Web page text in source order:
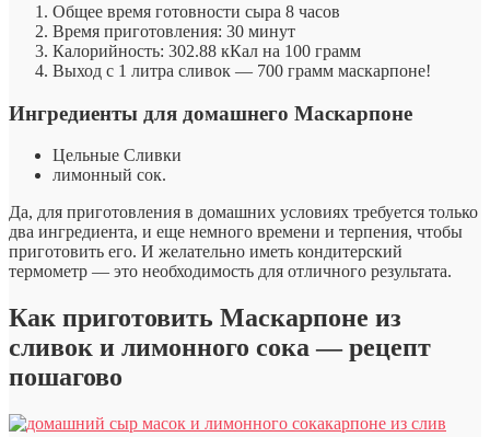
Общее время готовности сыра 8 часов
Время приготовления: 30 минут
Калорийность: 302.88 кКал на 100 грамм
Выход с 1 литра сливок — 700 грамм маскарпоне!
Ингредиенты для домашнего Маскарпоне
Цельные Сливки
лимонный сок.
Да, для приготовления в домашних условиях требуется только
два ингредиента, и еще немного времени и терпения, чтобы
приготовить его. И желательно иметь кондитерский
термометр — это необходимость для отличного результата.
Как приготовить Маскарпоне из
сливок и лимонного сока — рецепт
пошагово